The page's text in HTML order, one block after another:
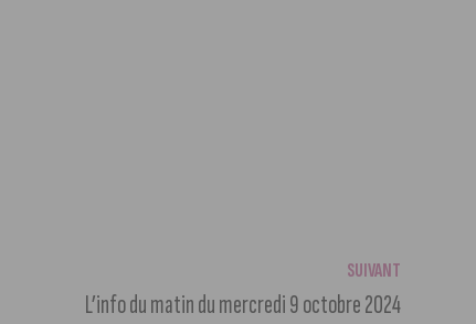
SUIVANT
L’info du matin du mercredi 9 octobre 2024